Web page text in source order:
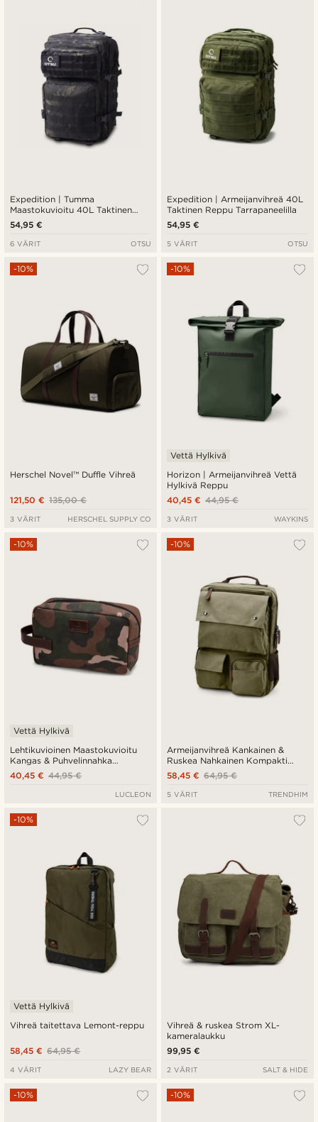
Expedition | Tumma
Maastokuvioitu 40L Taktinen
Reppu Tarrapaneelilla
54,95 €
6 VÄRIT OTSU
Expedition | Armeijanvihreä 40L
Taktinen Reppu Tarrapaneelilla
54,95 €
5 VÄRIT OTSU
Herschel Novel™ Duffle Vihreä
-10%
135,00 €
121,50 €
3 VÄRIT HERSCHEL SUPPLY CO
Horizon | Armeijanvihreä Vettä
Hylkivä Reppu
-10%
Vettä Hylkivä
44,95 €
40,45 €
3 VÄRIT WAYKINS
Lehtikuvioinen Maastokuvioitu
Kangas & Puhvelinnahka
Toilettilaukku
-10%
Vettä Hylkivä
44,95 €
40,45 €
LUCLEON
Armeijanvihreä Kankainen &
Ruskea Nahkainen Kompakti
Reppu
-10%
64,95 €
58,45 €
5 VÄRIT TRENDHIM
Vihreä taitettava Lemont-reppu
-10%
Vettä Hylkivä
64,95 €
58,45 €
4 VÄRIT LAZY BEAR
Vihreä & ruskea Strom XL-
kameralaukku
99,95 €
2 VÄRIT SALT & HIDE
-10% -10%